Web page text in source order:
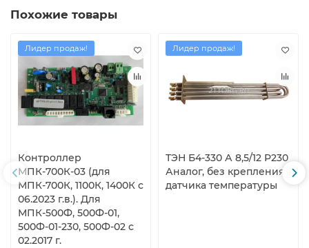
Похожие товары
Лидер продаж!
Контроллер
МПК-700К-03 (для
МПК-700К, 1100К, 1400К с
06.2023 г.в.). Для
МПК-500Ф, 500Ф-01,
500Ф-01-230, 500Ф-02 с
02.2017 г.
Лидер продаж!
ТЭН Б4-330 А 8,5/12 Р230
Аналог, без крепления
датчика температуры